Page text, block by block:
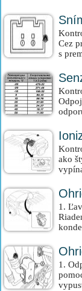
Cez
s
ako
1.
1.